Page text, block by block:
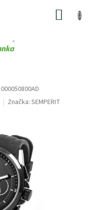
000050800AD
Značka: SEMPERIT